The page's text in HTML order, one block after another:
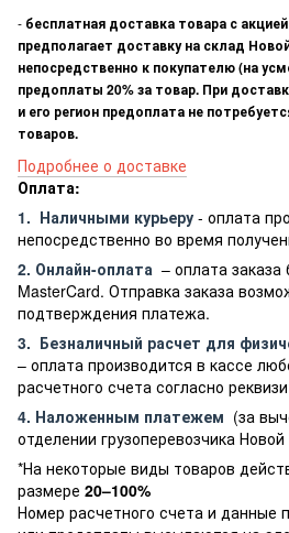
- бесплатная доставка товара с
предполагает доставку на склад
непосредственно к покупателю (на
предоплаты 20% за товар. При
и его регион предоплата не
товаров.
Подробнее о доставке
Оплата:
1. Наличными курьеру - оплата
непосредственно во время
2. Онлайн-оплата – оплата заказа
MasterCard. Отправка заказа
подтверждения платежа.
3. Безналичный расчет для
– оплата производится в кассе
расчетного счета согласно
4. Наложенным платежем (за
отделении грузоперевозчика
*На некоторые виды товаров
размере 20–100%
Номер расчетного счета и данные